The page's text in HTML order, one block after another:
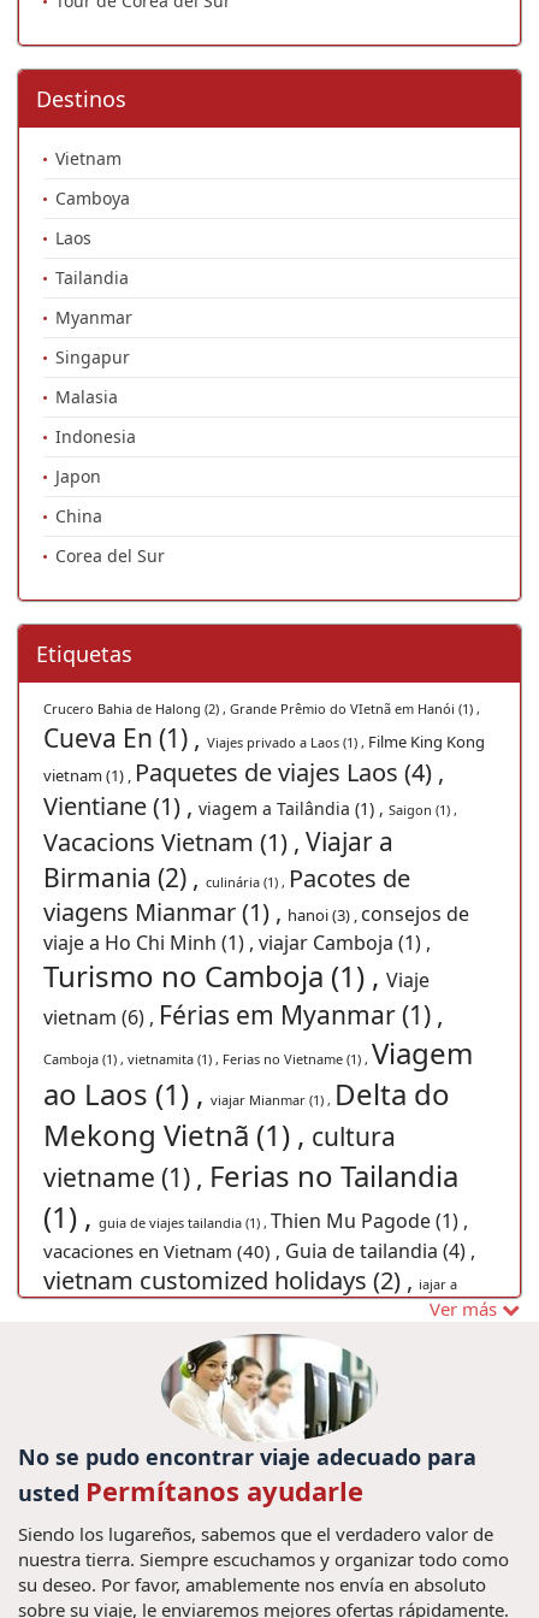
Destinos
Vietnam
Camboya
Laos
Tailandia
Myanmar
Singapur
Malasia
Indonesia
Japon
China
Corea del Sur
Etiquetas
Crucero Bahia de Halong (2) , Grande Prêmio do VIetnã em Hanói (1) ,
Cueva En (1) , Viajes privado a Laos (1) , Filme King Kong
vietnam (1) , Paquetes de viajes Laos (4) ,
Vientiane (1) , viagem a Tailândia (1) , Saigon (1) ,
Vacacions Vietnam (1) , Viajar a
Birmania (2) , culinária (1) , Pacotes de
viagens Mianmar (1) , hanoi (3) , consejos de
viaje a Ho Chi Minh (1) , viajar Camboja (1) ,
Turismo no Camboja (1) , Viaje
vietnam (6) , Férias em Myanmar (1) ,
Camboja (1) , vietnamita (1) , Ferias no Vietname (1) , Viagem
ao Laos (1) , viajar Mianmar (1) , Delta do
Mekong Vietnã (1) , cultura
vietname (1) , Ferias no Tailandia
(1) , guia de viajes tailandia (1) , Thien Mu Pagode (1) ,
vacaciones en Vietnam (40) , Guia de tailandia (4) ,
vietnam customized holidays (2) , iajar a
vacaciones familiares en Vietnam (4) ,
guia de laos (3) ,Excursões em Tailândia (1) ,
ViajeIndochina (2) ,Visados de
Vietnam 2018 (1) ,viagem familiar no Vietnã (1) ,
Viajes en familia a Tailandia (5) , Viajes a Sudeste Asiático (1) ,
guia Laos (1) ,Guia de viagem Laos (1) ,
pesquera vietnamita (4) ,Viajes a
Indochina (1) ,Viajes en familia Tailandia (4) ,
Ver más
No se pudo encontrar viaje adecuado para
usted Permítanos ayudarle
Siendo los lugareños, sabemos que el verdadero valor de
nuestra tierra. Siempre escuchamos y organizar todo como
su deseo. Por favor, amablemente nos envía en absoluto
sobre su viaje, le enviaremos mejores ofertas rápidamente.